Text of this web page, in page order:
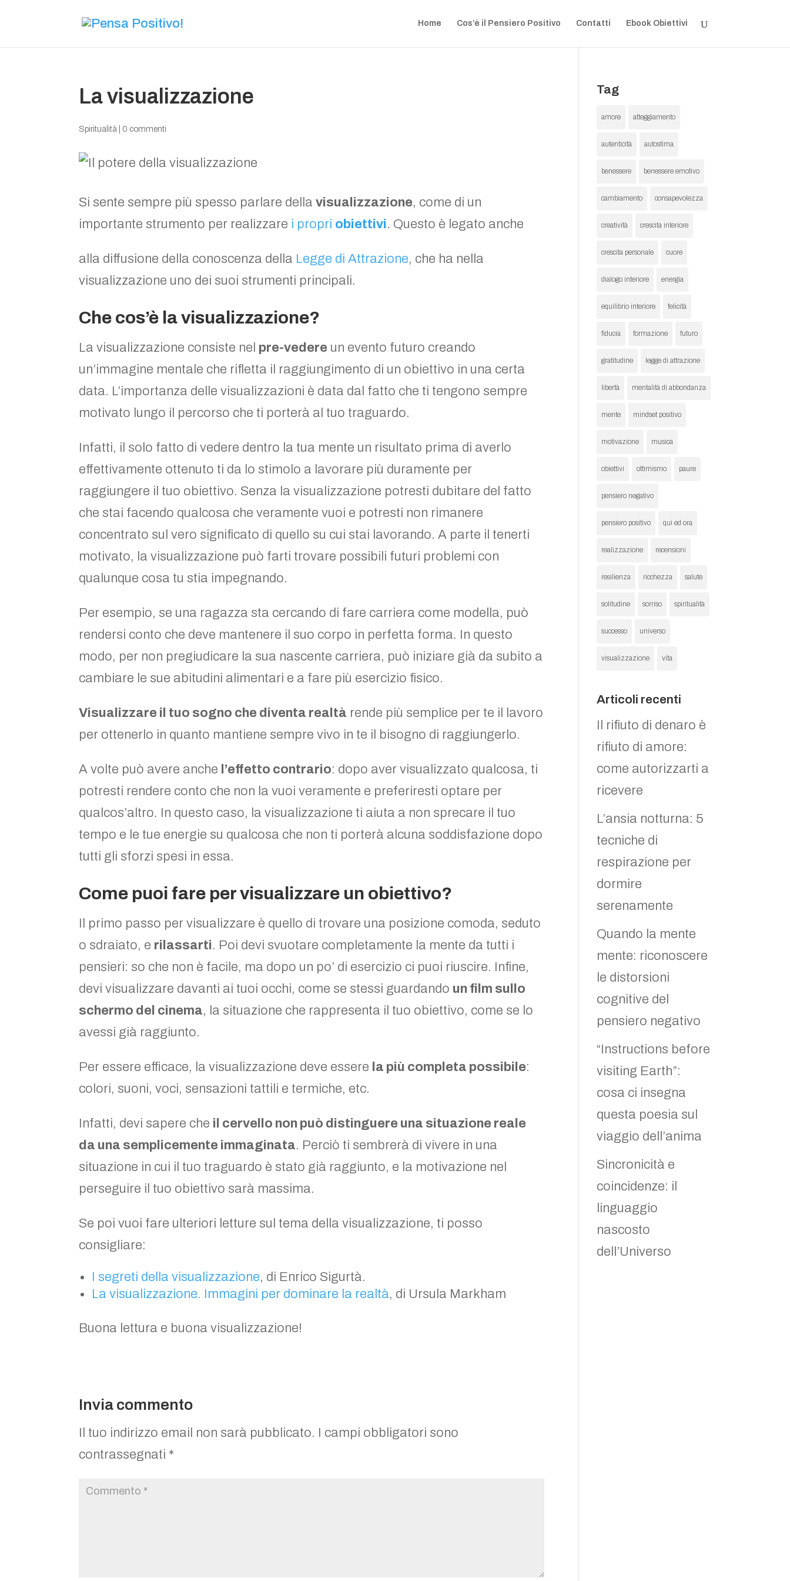
Home Cos’è il Pensiero Positivo Contatti Ebook Obiettivi
La visualizzazione
Spiritualità 0 commenti
Si sente sempre più spesso parlare dellavisualizzazione, come di un
importante strumento per realizzare i propri obiettivi. Questo è legato anche
alla diffusione della conoscenza della Legge di Attrazione, che ha nella
visualizzazione uno dei suoi strumenti principali.
Che cos’è la visualizzazione?
La visualizzazione consiste nel pre-vedere un evento futuro creando
un’immagine mentale che rifletta il raggiungimento di un obiettivo in una certa
data. L’importanza delle visualizzazioni è data dal fatto che ti tengono sempre
motivato lungo il percorso che ti porterà al tuo traguardo.
Infatti, il solo fatto di vedere dentro la tua mente un risultato prima di averlo
effettivamente ottenuto ti da lo stimolo a lavorare più duramente per
raggiungere il tuo obiettivo. Senza la visualizzazione potresti dubitare del fatto
che stai facendo qualcosa che veramente vuoi e potresti non rimanere
concentrato sul vero significato di quello su cui stai lavorando. A parte il tenerti
motivato, la visualizzazione può farti trovare possibili futuri problemi con
qualunque cosa tu stia impegnando.
Per esempio, se una ragazza sta cercando di fare carriera come modella, può
rendersi conto che deve mantenere il suo corpo in perfetta forma. In questo
modo, per non pregiudicare la sua nascente carriera, può iniziare già da subito a
cambiare le sue abitudini alimentari e a fare più esercizio fisico.
Visualizzare il tuo sogno che diventa realtà rende più semplice per te il lavoro
per ottenerlo in quanto mantiene sempre vivo in te il bisogno di raggiungerlo.
A volte può avere anche l’effetto contrario: dopo aver visualizzato qualcosa, ti
potresti rendere conto che non la vuoi veramente e preferiresti optare per
qualcos’altro. In questo caso, la visualizzazione ti aiuta a non sprecare il tuo
tempo e le tue energie su qualcosa che non ti porterà alcuna soddisfazione dopo
tutti gli sforzi spesi in essa.
Come puoi fare per visualizzare un obiettivo?
Il primo passo per visualizzare è quello di trovare una posizione comoda, seduto
o sdraiato, e rilassarti. Poi devi svuotare completamente la mente da tutti i
pensieri: so che non è facile, ma dopo un po’ di esercizio ci puoi riuscire. Infine,
devi visualizzare davanti ai tuoi occhi, come se stessi guardando un film sullo
schermo del cinema, la situazione che rappresenta il tuo obiettivo, come se lo
avessi già raggiunto.
Per essere efficace, la visualizzazione deve essere la più completa possibile:
colori, suoni, voci, sensazioni tattili e termiche, etc.
Infatti, devi sapere che il cervello non può distinguere una situazione reale
da una semplicemente immaginata. Perciò ti sembrerà di vivere in una
situazione in cui il tuo traguardo è stato già raggiunto, e la motivazione nel
perseguire il tuo obiettivo sarà massima.
Se poi vuoi fare ulteriori letture sul tema della visualizzazione, ti posso
consigliare:
I segreti della visualizzazione, di Enrico Sigurtà.
La visualizzazione. Immagini per dominare la realtà, di Ursula Markham
Buona lettura e buona visualizzazione!
Invia commento
Il tuo indirizzo email non sarà pubblicato. I campi obbligatori sono
contrassegnati *
Tag
amore atteggiamento
autenticità autostima
benessere benessere emotivo
cambiamento consapevolezza
creatività crescita interiore
crescita personale cuore
dialogo interiore energia
equilibrio interiore felicità
fiducia formazione futuro
gratitudine legge di attrazione
libertà mentalità di abbondanza
mente mindset positivo
motivazione musica
obiettivi ottimismo paure
pensiero negativo
pensiero positivo qui ed ora
realizzazione recensioni
resilienza ricchezza salute
solitudine sorriso spiritualità
successo universo
visualizzazione vita
Articoli recenti
Il rifiuto di denaro è
rifiuto di amore:
come autorizzarti a
ricevere
L’ansia notturna: 5
tecniche di
respirazione per
dormire
serenamente
Quando la mente
mente: riconoscere
le distorsioni
cognitive del
pensiero negativo
“Instructions before
visiting Earth”:
cosa ci insegna
questa poesia sul
viaggio dell’anima
Sincronicità e
coincidenze: il
linguaggio
nascosto
dell’Universo